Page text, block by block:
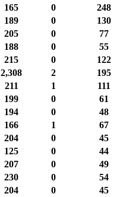
165 0
248
189 0
130
205 0
77
188 0
55
215 0
122
2,308 2
195
211 1
111
199 0
61
194 0
48
166 1
67
204 0
45
125 0
44
207 0
49
230 0
54
204 0
45